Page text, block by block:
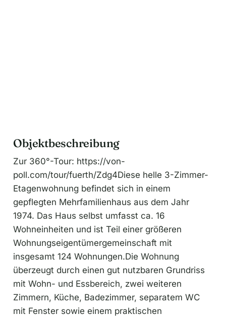
Objektbeschreibung
Zur 360°-Tour: https://von-
poll.com/tour/fuerth/Zdg4Diese helle 3-Zimmer-
Etagenwohnung befindet sich in einem
gepflegten Mehrfamilienhaus aus dem Jahr
1974. Das Haus selbst umfasst ca. 16
Wohneinheiten und ist Teil einer größeren
Wohnungseigentümergemeinschaft mit
insgesamt 124 Wohnungen.Die Wohnung
überzeugt durch einen gut nutzbaren Grundriss
mit Wohn- und Essbereich, zwei weiteren
Zimmern, Küche, Badezimmer, separatem WC
mit Fenster sowie einem praktischen